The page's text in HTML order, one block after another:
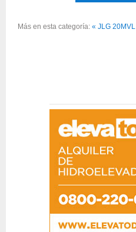
Más en esta categoría: « JLG 20MVL